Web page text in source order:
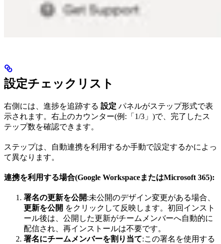
設定チェックリスト
右側には、進捗を追跡する 設定 パネルがステップ形式で表
示されます。右上のカウンター(例:「1/3」)で、完了したス
テップ数を確認できます。
ステップは、自動連携を利用するか手動で設定するかによっ
て異なります。
連携を利用する場合(Google WorkspaceまたはMicrosoft 365):
署名の更新を公開:未公開のデザイン変更がある場合、
更新を公開 をクリックして反映します。初回インスト
ール後は、公開した更新がチームメンバーへ自動的に
配信され、再インストールは不要です。
署名にチームメンバーを割り当て:この署名を使用する